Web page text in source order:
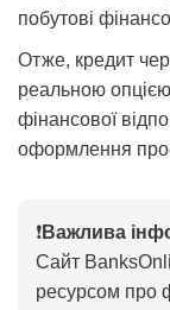
побутові
Отже, кредит
реальною опцією
фінансової
оформлення
❗Важлива
Сайт
ресурсом про